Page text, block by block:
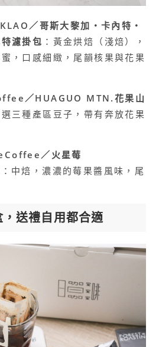
／哥斯大黎加・卡內特・
濾掛包 ：黃金烘焙（淺焙），
，口感細緻，尾韻核果與花果
／HUAGUO MTN.花果山
選三種產區豆子，帶有奔放花果
／火星莓
：中焙，濃濃的莓果醬風味，尾
送禮自用都合適